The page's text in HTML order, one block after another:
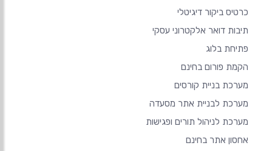
כרטיס ביקור דיגיטלי
תיבות דואר אלקטרוני עסקי
פתיחת בלוג
הקמת פורום בחינם
מערכת בניית קורסים
מערכת לבניית אתר מסעדה
מערכת לניהול תורים ופגישות
אחסון אתר בחינם